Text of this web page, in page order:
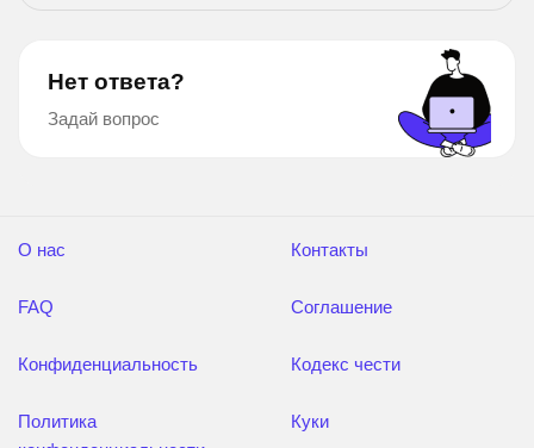
Нет ответа?
Задай вопрос
О нас
FAQ
Конфиденциальность
Политика
Контакты
Соглашение
Кодекс чести
Куки